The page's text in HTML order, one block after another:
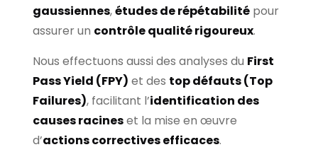
gaussiennes,études de répétabilitépour
assurer un contrôle qualité rigoureux.
Nous effectuons aussi des analyses du First
Pass Yield (FPY) et des top défauts (Top
Failures), facilitant l’identification des
causes racineset la mise en œuvre
d’actions correctives efficaces.